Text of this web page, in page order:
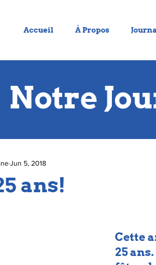
Accueil À Propos
Notre
ans!
Jun 5, 2018
Cette
25